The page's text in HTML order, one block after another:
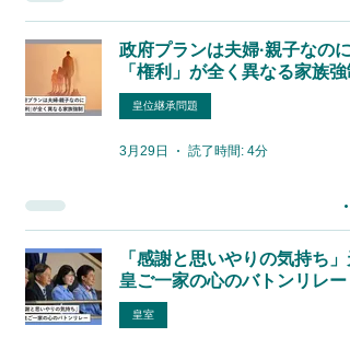
政府プランは夫婦·親子なのに
「権利」が全く異なる家族強
皇位継承問題
3月29日 読了時間: 4分
「感謝と思いやりの気持ち」
皇ご一家の心のバトンリレー
皇室